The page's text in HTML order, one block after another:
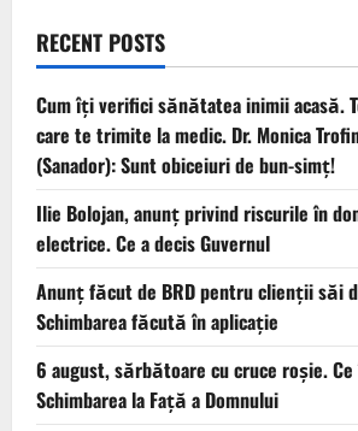
RECENT POSTS
Cum îți verifici sănătatea inimii acasă.
care te trimite la medic. Dr. Monica
(Sanador): Sunt obiceiuri de bun-simț!
Ilie Bolojan, anunț privind riscurile în
electrice. Ce a decis Guvernul
Anunț făcut de BRD pentru clienții săi
Schimbarea făcută în aplicație
6 august, sărbătoare cu cruce roșie. Ce
Schimbarea la Față a Domnului